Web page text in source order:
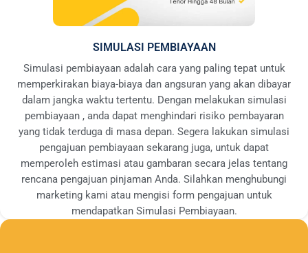
SIMULASI PEMBIAYAAN
Simulasi pembiayaan adalah cara yang paling tepat untuk
memperkirakan biaya-biaya dan angsuran yang akan dibayar
dalam jangka waktu tertentu. Dengan melakukan simulasi
pembiayaan , anda dapat menghindari risiko pembayaran
yang tidak terduga di masa depan. Segera lakukan simulasi
pengajuan pembiayaan sekarang juga, untuk dapat
memperoleh estimasi atau gambaran secara jelas tentang
rencana pengajuan pinjaman Anda. Silahkan menghubungi
marketing kami atau mengisi form pengajuan untuk
mendapatkan Simulasi Pembiayaan.